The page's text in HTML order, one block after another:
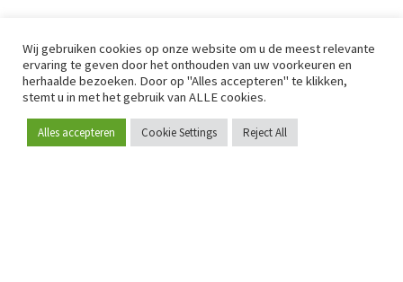
Word lid
Wij gebruiken cookies op onze website om u de meest relevante
ervaring te geven door het onthouden van uw voorkeuren en
herhaalde bezoeken. Door op "Alles accepteren" te klikken,
stemt u in met het gebruik van ALLE cookies.
Alles accepteren Cookie Settings Reject All